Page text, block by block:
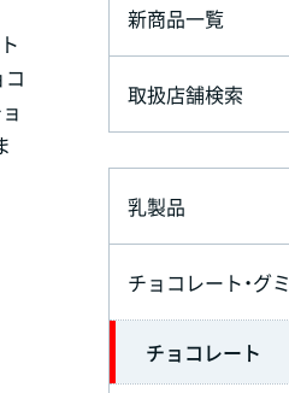
新商品一覧
取扱店舗検索
乳製品
チョコレート・グミ
チョコレート